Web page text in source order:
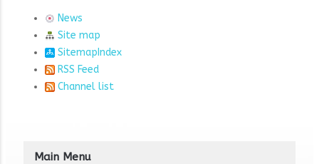
News
Site map
SitemapIndex
RSS Feed
Channel list
Main Menu